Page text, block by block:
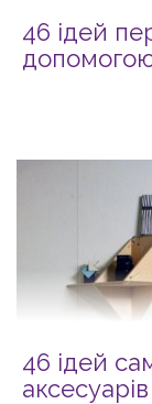
46 ідей
46 ідей